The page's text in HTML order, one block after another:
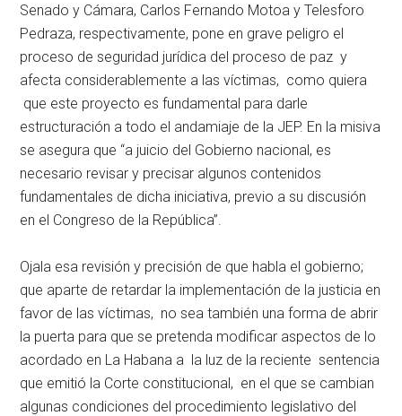
Senado y Cámara, Carlos Fernando Motoa y Telesforo
Pedraza, respectivamente, pone en grave peligro el
proceso de seguridad jurídica del proceso de paz y
afecta considerablemente a las víctimas, como quiera
que este proyecto es fundamental para darle
estructuración a todo el andamiaje de la JEP. En la misiva
se asegura que “a juicio del Gobierno nacional, es
necesario revisar y precisar algunos contenidos
fundamentales de dicha iniciativa, previo a su discusión
en el Congreso de la República”.
Ojala esa revisión y precisión de que habla el gobierno;
que aparte de retardar la implementación de la justicia en
favor de las víctimas, no sea también una forma de abrir
la puerta para que se pretenda modificar aspectos de lo
acordado en La Habana a la luz de la reciente sentencia
que emitió la Corte constitucional, en el que se cambian
algunas condiciones del procedimiento legislativo del